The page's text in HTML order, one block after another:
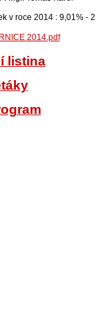
v roce 2014 : 9,01% -
2014.pdf
listina